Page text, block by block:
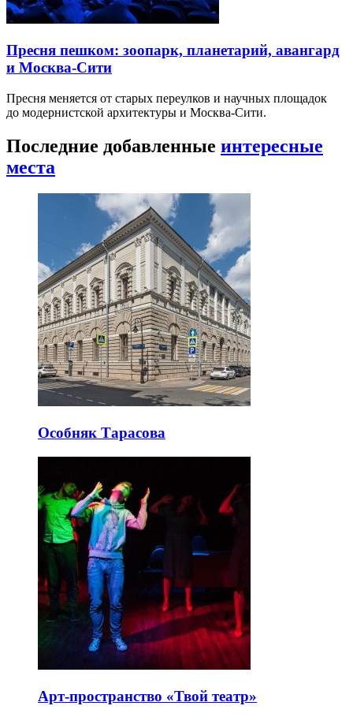
Пресня пешком: зоопарк, планетарий, авангард
и Москва-Сити
Пресня меняется от старых переулков и научных площадок
до модернистской архитектуры и Москва-Сити.
Последние добавленные интересные
места
Особняк Тарасова
Арт-пространство «Твой театр»